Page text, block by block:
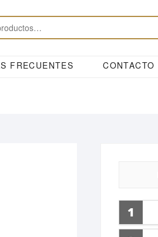
FRECUENTES CONTACTO
1